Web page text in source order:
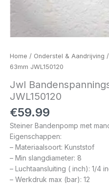
Home / Onderstel & Aandrijving
63mm JWL150120
Jwl
JWL150120
€59.99
Steiner Bandenpomp met
Eigenschappen:
– Materiaalsoort: Kunststof
– Min slangdiameter: 8
– Luchtaansluiting ( inch): 1/4
– Werkdruk max (bar): 12